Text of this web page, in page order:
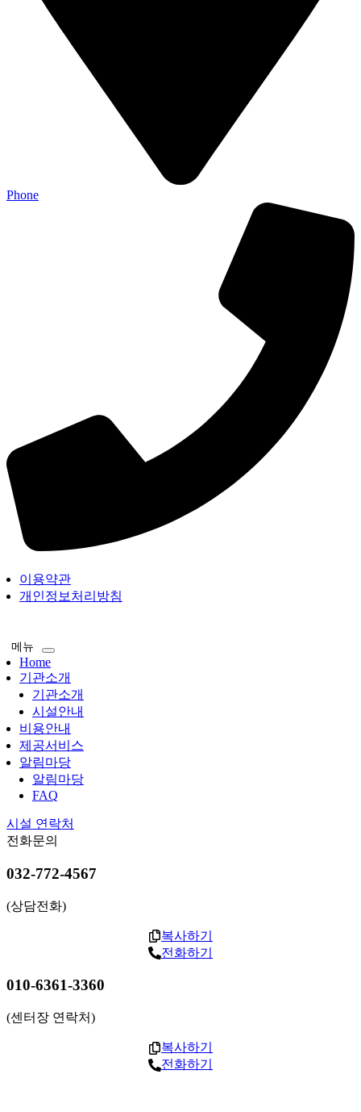
Phone
이용약관
개인정보처리방침
메뉴
Home
기관소개
기관소개
시설안내
비용안내
제공서비스
알림마당
알림마당
FAQ
시설 연락처
전화문의
032-772-4567
(상담전화)
복사하기
전화하기
010-6361-3360
(센터장 연락처)
복사하기
전화하기